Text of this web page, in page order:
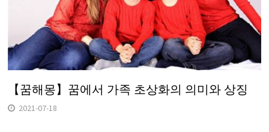
【꿈해몽】꿈에서 가족 초상화의 의미와 상징
2021-07-18